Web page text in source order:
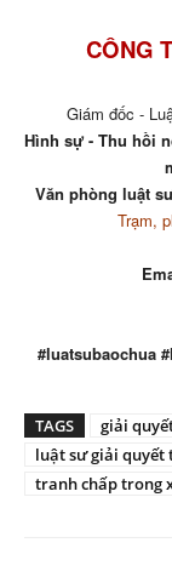
CÔNG
Giám đốc -
Hình sự - Thu hồi
Văn phòng luật
Trạm,
#luatsubaochua
TAGS
giải
luật sư giải quyết
tranh chấp trong